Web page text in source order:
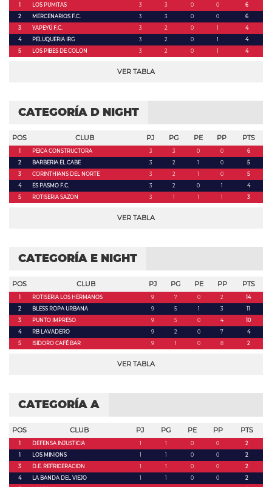
1 LOS PUMITAS 3 3 0 0
6
2
MERCENARIOS F.C. 3 3 0 0
6
3
YAPEYÚ F.C. 3 2 0 1
4
4
PELUQUERIA IRG 3 2 0 1
4
5
LOS PIBES DE COLON 3 2 0 1 4
VER TABLA
CATEGORÍA D NIGHT
POS CLUB PJ PG PE PP PTS
1 PEICA CONSTRUCTORA 3 3 0 0
6
2
BARBERIA EL CABE 3 2 1 0
5
3
CORINTHIANS DEL NORTE 3 2 1 0
5
4
ES PASMO F.C. 3 2 0 1
4
5
ROTISERIA SAZON 3 1 1 1 3
VER TABLA
CATEGORÍA E NIGHT
POS CLUB PJ PG PE PP PTS
1 ROTISERIA LOS HERMANOS 9 7 0 2
14
2
BLESS ROPA URBANA 9 5 1 3
11
3
PUNTO IMPRESO 9 5 0 4
10
4
RB LAVADERO 9 2 0 7
4
5
ISIDORO CAFÉ BAR 9 1 0 8 2
VER TABLA
CATEGORÍA A
POS CLUB PJ PG PE PP PTS
1 DEFENSA INJUSTICIA 1 1 0 0
2
1
LOS MINIONS 1 1 0 0
2
3
D.E. REFRIGERACION 1 1 0 0
2
4
LA BANDA DEL VIEJO 1 1 0 0
2